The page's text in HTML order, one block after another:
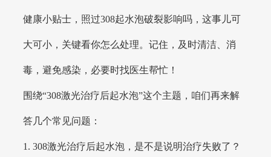
健康小贴士，照过308起水泡破裂影响吗，这事儿可
大可小，关键看你怎么处理。记住，及时清洁、消
毒，避免感染，必要时找医生帮忙！
围绕“308激光治疗后起水泡”这个主题，咱们再来解
答几个常见问题：
1. 308激光治疗后起水泡，是不是说明治疗失败了？